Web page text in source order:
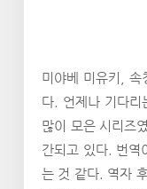
미야베 미유키, 속
다. 언제나 기다리
많이 모은 시리즈
간되고 있다. 번역
는 것 같다. 역자